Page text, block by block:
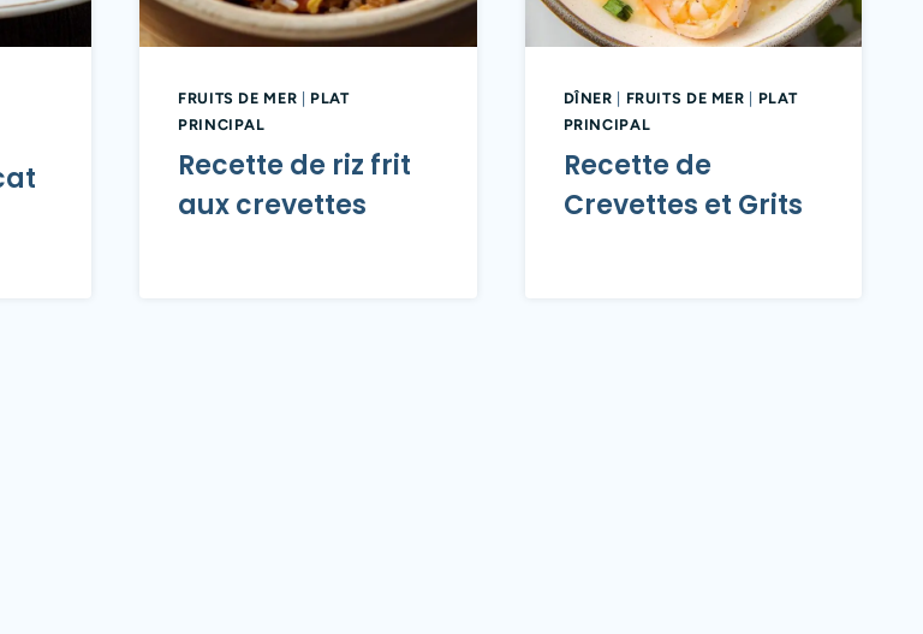
FRUITS DE MER | PLAT
PRINCIPAL
Recette de riz frit
aux crevettes
DÎNER | FRUITS DE MER | PLAT
PRINCIPAL
Recette de
Crevettes et Grits